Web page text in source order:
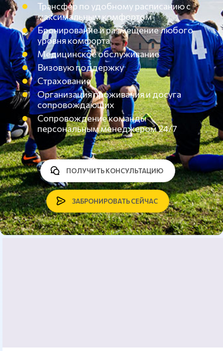
Трансфер по удобному расписанию с
максимальным комфортом
Бронирование и размещение любого
уровня комфорта
Медицинское обслуживание
Визовую поддержку
Страхование
Организация проживания и досуга
сопровождающих
Сопровождение команды
персональным менеджером 24/7
ЗАБРОНИРОВАТЬ СЕЙЧАС
ПОЛУЧИТЬ КОНСУЛЬТАЦИЮ